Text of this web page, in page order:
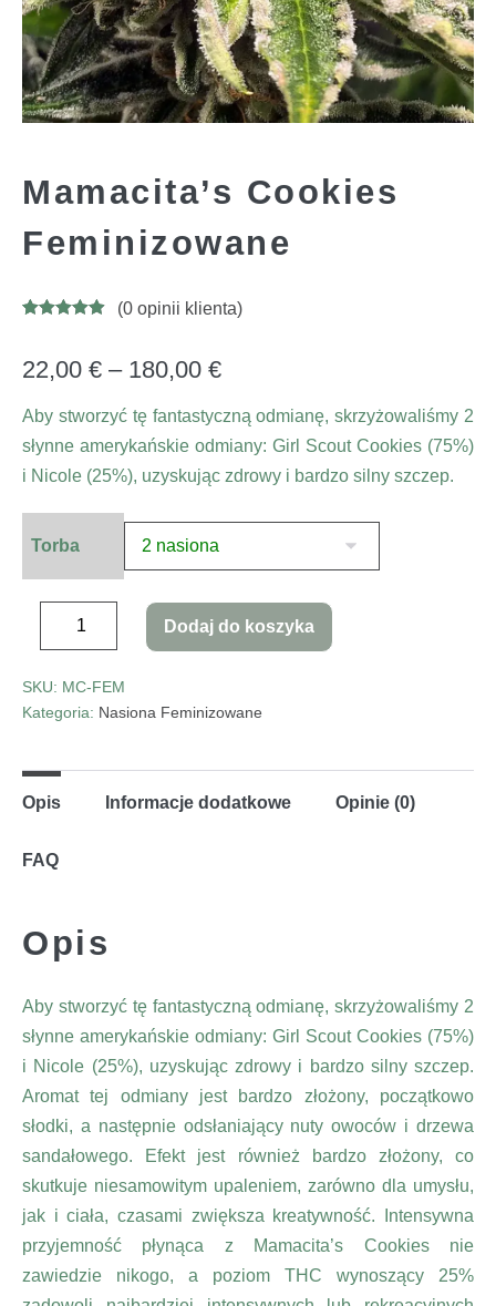
Mamacita’s Cookies
Feminizowane
podstawie
ocen
(0opinii klienta)
22,00 € – 180,00 €
Aby stworzyć tę fantastyczną odmianę, skrzyżowaliśmy 2
słynne amerykańskie odmiany: Girl Scout Cookies (75%)
i Nicole (25%), uzyskując zdrowy i bardzo silny szczep.
Torba
Dodaj do koszyka
SKU: MC-FEM
Kategoria: Nasiona Feminizowane
Opis Informacje dodatkowe Opinie (0)
FAQ
Opis
Aby stworzyć tę fantastyczną odmianę, skrzyżowaliśmy 2
słynne amerykańskie odmiany: Girl Scout Cookies (75%)
i Nicole (25%), uzyskując zdrowy i bardzo silny szczep.
Aromat tej odmiany jest bardzo złożony, początkowo
słodki, a następnie odsłaniający nuty owoców i drzewa
sandałowego. Efekt jest również bardzo złożony, co
skutkuje niesamowitym upaleniem, zarówno dla umysłu,
jak i ciała, czasami zwiększa kreatywność. Intensywna
przyjemność płynąca z Mamacita’s Cookies nie
zawiedzie nikogo, a poziom THC wynoszący 25%